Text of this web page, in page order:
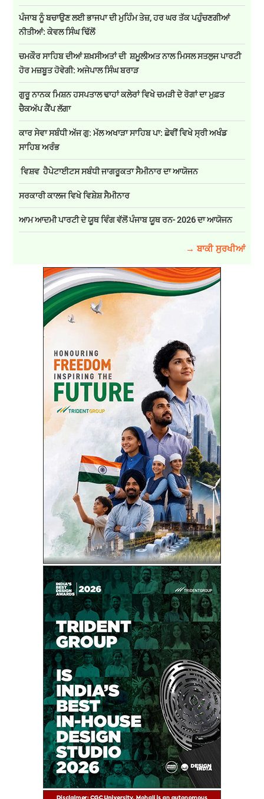
ਪੰਜਾਬ ਨੂੰ ਬਚਾਉਣ ਲਈ ਭਾਜਪਾ ਦੀ ਮੁਹਿੰਮ ਤੇਜ਼, ਹਰ ਘਰ ਤੱਕ ਪਹੁੰਚਣਗੀਆਂ
ਨੀਤੀਆਂ: ਕੇਵਲ ਸਿੰਘ ਢਿੱਲੋਂ
ਚਮਕੌਰ ਸਾਹਿਬ ਦੀਆਂ ਸ਼ਖ਼ਸੀਅਤਾਂ ਦੀ ਸ਼ਮੂਲੀਅਤ ਨਾਲ ਮਿਸਲ ਸਤਲੁਜ ਪਾਰਟੀ
ਹੋਰ ਮਜ਼ਬੂਤ ਹੋਵੇਗੀ: ਅਜੇਪਾਲ ਸਿੰਘ ਬਰਾੜ
ਗੁਰੂ ਨਾਨਕ ਮਿਸ਼ਨ ਹਸਪਤਾਲ ਢਾਹਾਂ ਕਲੇਰਾਂ ਵਿਖੇ ਚਮੜੀ ਦੇ ਰੋਗਾਂ ਦਾ ਮੁਫ਼ਤ
ਚੈਕਅੱਪ ਕੈਂਪ ਲੱਗਾ
ਕਾਰ ਸੇਵਾ ਸਬੰਧੀ ਅੱਜ ਗੁ: ਮੱਲ ਅਖਾੜਾ ਸਾਹਿਬ ਪਾ: ਛੇਵੀਂ ਵਿਖੇ ਸ੍ਰੀ ਅਖੰਡ
ਸਾਹਿਬ ਅਰੰਭ
ਵਿਸ਼ਵ ਹੈਪੇਟਾਈਟਸ ਸਬੰਧੀ ਜਾਗਰੂਕਤਾ ਸੈਮੀਨਾਰ ਦਾ ਆਯੋਜਨ
ਸਰਕਾਰੀ ਕਾਲਜ ਵਿਖੇ ਵਿਸ਼ੇਸ਼ ਸੈਮੀਨਾਰ
ਆਮ ਆਦਮੀ ਪਾਰਟੀ ਦੇ ਯੂਥ ਵਿੰਗ ਵੱਲੋਂ ਪੰਜਾਬ ਯੂਥ ਰਨ- 2026 ਦਾ ਆਯੋਜਨ
→ ਬਾਕੀ ਸੁਰਖੀਆਂ